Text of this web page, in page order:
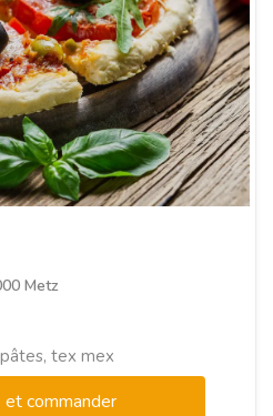
Metz
pâtes, tex mex
et commander